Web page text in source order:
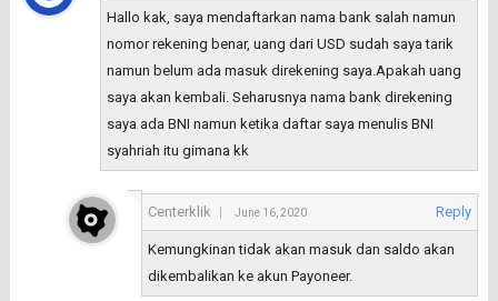
Hallo kak, saya mendaftarkan nama bank salah namun
nomor rekening benar, uang dari USD sudah saya tarik
namun belum ada masuk direkening saya.Apakah uang
saya akan kembali. Seharusnya nama bank direkening
saya ada BNI namun ketika daftar saya menulis BNI
syahriah itu gimana kk
Centerklik June 16, 2020 Reply
Kemungkinan tidak akan masuk dan saldo akan
dikembalikan ke akun Payoneer.